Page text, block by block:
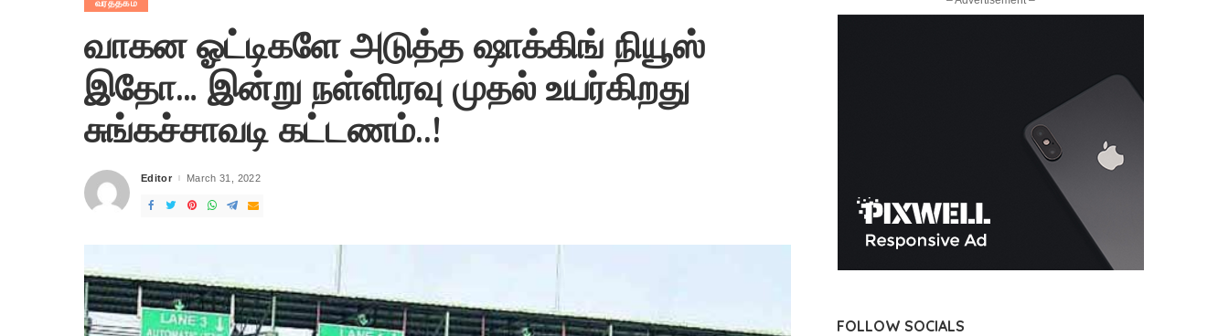
வர்த்தகம்
வாகன ஓட்டிகளே அடுத்த ஷாக்கிங் நியூஸ்
இதோ… இன்று நள்ளிரவு முதல் உயர்கிறது
சுங்கச்சாவடி கட்டணம்..!
Posted
Editor March 31, 2022
FOLLOW SOCIALS